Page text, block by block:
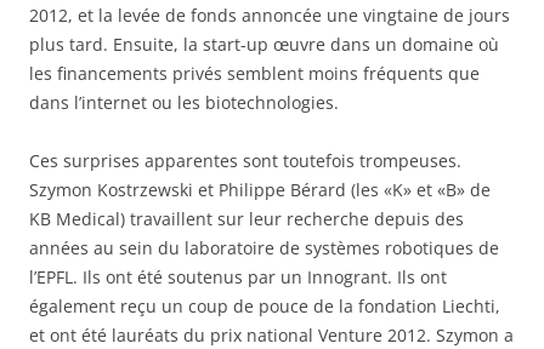
2012, et la levée de fonds annoncée une vingtaine de jours
plus tard. Ensuite, la start-up œuvre dans un domaine où
les financements privés semblent moins fréquents que
dans l’internet ou les biotechnologies.
Ces surprises apparentes sont toutefois trompeuses.
Szymon Kostrzewski et Philippe Bérard (les «K» et «B» de
KB Medical) travaillent sur leur recherche depuis des
années au sein du laboratoire de systèmes robotiques de
l’EPFL. Ils ont été soutenus par un Innogrant. Ils ont
également reçu un coup de pouce de la fondation Liechti,
et ont été lauréats du prix national Venture 2012. Szymon a